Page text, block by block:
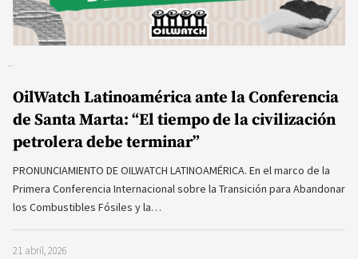
OilWatch Latinoamérica ante la Conferencia
de Santa Marta: “El tiempo de la civilización
petrolera debe terminar”
PRONUNCIAMIENTO DE OILWATCH LATINOAMÉRICA. En el marco de la
Primera Conferencia Internacional sobre la Transición para Abandonar
los Combustibles Fósiles y la…
21 abril, 2026